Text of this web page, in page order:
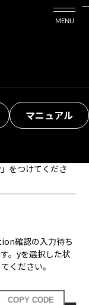
マニュアル
MENU
に
まう
をつけてくださ
確認の入力待ち
。yを選択した状
ください。
COPY CODE